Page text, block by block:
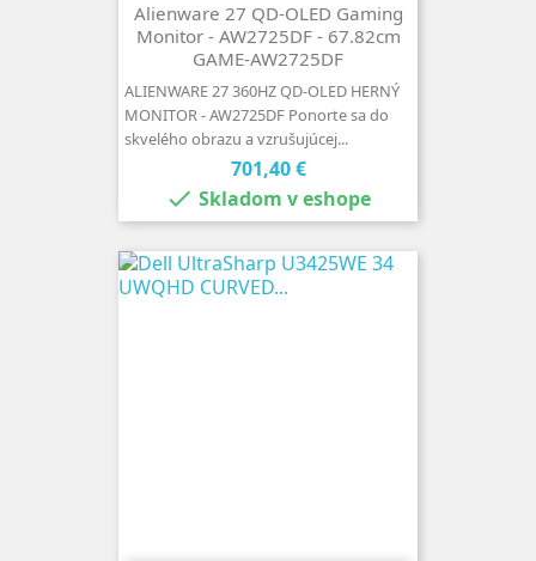
Alienware 27 QD-OLED Gaming
Monitor - AW2725DF - 67.82cm
GAME-AW2725DF
ALIENWARE 27 360HZ QD-OLED HERNÝ
MONITOR - AW2725DF Ponorte sa do
skvelého obrazu a vzrušujúcej...
Cena
701,40 €
 Skladom v eshope